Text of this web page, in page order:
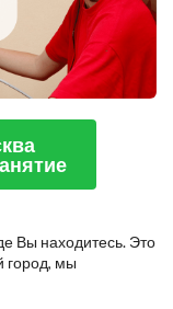
Вы находитесь. Это
город, мы